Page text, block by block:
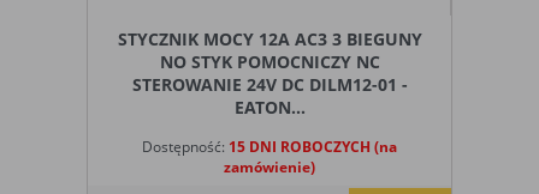
STYCZNIK MOCY 12A AC3 3 BIEGUNY
NO STYK POMOCNICZY NC
STEROWANIE 24V DC DILM12-01 -
EATON...
Dostępność: 15 DNI ROBOCZYCH (na
zamówienie)